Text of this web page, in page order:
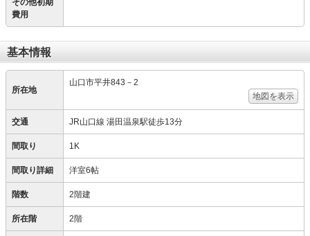
その他初期
費用
基本情報
所在地
山口市平井843－2
地図を表示
交通 JR山口線 湯田温泉駅徒歩13分
間取り 1K
間取り詳細 洋室6帖
階数 2階建
所在階 2階